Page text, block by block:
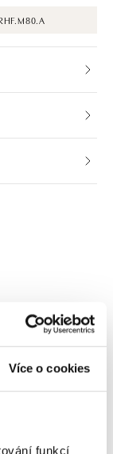
Více o cookies
funkcí